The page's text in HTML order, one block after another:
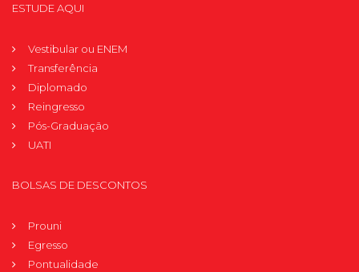
ESTUDE AQUI
Vestibular ou ENEM
Transferência
Diplomado
Reingresso
Pós-Graduação
UATI
BOLSAS DE DESCONTOS
Prouni
Egresso
Pontualidade